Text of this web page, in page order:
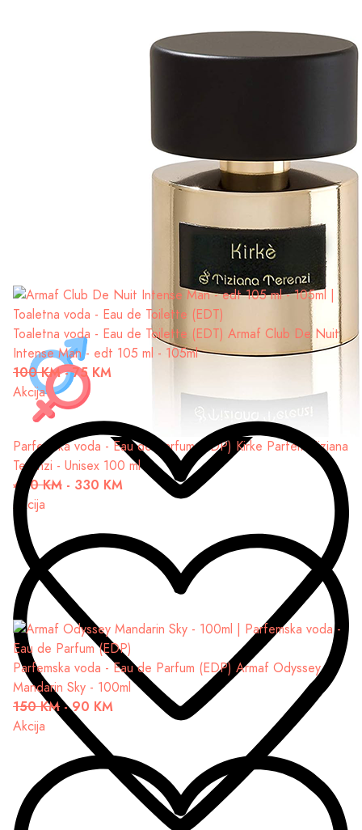
Parfemska voda - Eau de Parfum (EDP) Kirke Parfem Tiziana
Terenzi - Unisex 100 ml
430 KM - 330 KM
Akcija
Toaletna voda - Eau de Toilette (EDT) Armaf Club De Nuit
Intense Man - edt 105 ml - 105ml
100 KM-75 KM
Akcija
Parfemska voda - Eau de Parfum (EDP) Armaf Odyssey
Mandarin Sky - 100ml
150 KM-90 KM
Akcija